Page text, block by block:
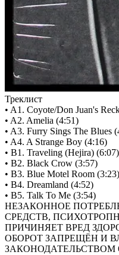
Треклист
• A1. Coyote/Don Juan's
• A2. Amelia (4:51)
• A3. Furry Sings The Blues
• A4. A Strange Boy (4:16)
• B1. Traveling (Hejira) (6:07)
• B2. Black Crow (3:57)
• B3. Blue Motel Room (3:23)
• B4. Dreamland (4:52)
• B5. Talk To Me (3:54)
НЕЗАКОННОЕ
СРЕДСТВ,
ПРИЧИНЯЕТ ВРЕД
ОБОРОТ ЗАПРЕЩЁН И
ЗАКОНОДАТЕЛЬСТВОМ